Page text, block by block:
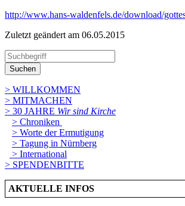
http://www.hans-waldenfels.de/download/
Zuletzt geändert am 06­.05.2015
Suchen
> WILLKOMMEN
> MITMACHEN
> 30 JAHRE Wir sind Kirche
> Chroniken
> Worte der Ermutigung
> Tagung in Nürnberg
> International
> SPENDENBITTE
AKTUELLE INFOS